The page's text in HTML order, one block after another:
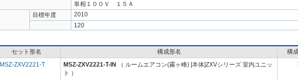
単相１００Ｖ １５Ａ
目標年度
2010
120
セット形名 構成形名
構
MSZ-ZXV2221-T
MSZ-ZXV2221-T-IN
（ ルームエアコン(霧ヶ峰) [本体]ZXVシリーズ 室内ユニッ
ト ）